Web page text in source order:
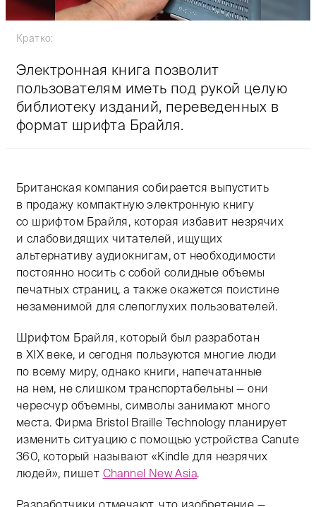
Кратко:
Электронная книга позволит
пользователям иметь под рукой целую
библиотеку изданий, переведенных в
формат шрифта Брайля.
Британская компания собирается выпустить
в продажу компактную электронную книгу
со шрифтом Брайля, которая избавит незрячих
и слабовидящих читателей, ищущих
альтернативу аудиокнигам, от необходимости
постоянно носить с собой солидные объемы
печатных страниц, а также окажется поистине
незаменимой для слепоглухих пользователей.
Шрифтом Брайля, который был разработан
в XIX веке, и сегодня пользуются многие люди
по всему миру, однако книги, напечатанные
на нем, не слишком транспортабельны — они
чересчур объемны, символы занимают много
места. Фирма Bristol Braille Technology планирует
изменить ситуацию с помощью устройства Canute
360, который называют «Kindle для незрячих
людей», пишет Channel New Asia.
Разработчики отмечают, что изобретение —